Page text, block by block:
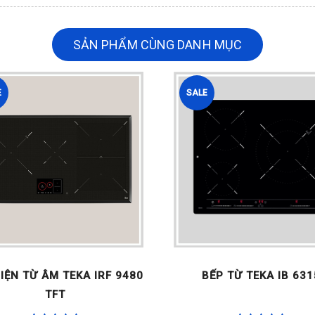
SẢN PHẨM CÙNG DANH MỤC
TỪ ÂM TEKA IRF 9480
TFT
SALE
BẾP TỪ TEKA IB